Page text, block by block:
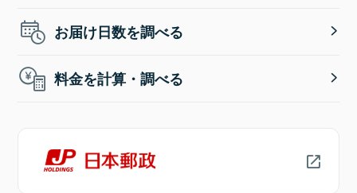
お届け日数を調べる
料金を計算・調べる